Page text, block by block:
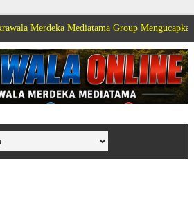
Mediatama Group Mengucapkan